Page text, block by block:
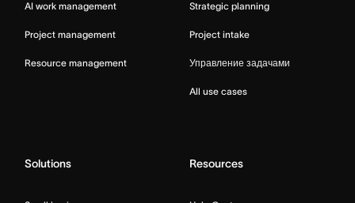
AI work management
Project management
Resource management
Strategic planning
Project intake
Управление задачами
All use cases
Solutions Resources